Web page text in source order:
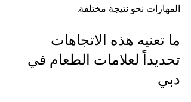
المهارات نحو نتيجة مختلفة.
ما تعنيه هذه الاتجاهات
تحديداً لعلامات الطعام في
دبي